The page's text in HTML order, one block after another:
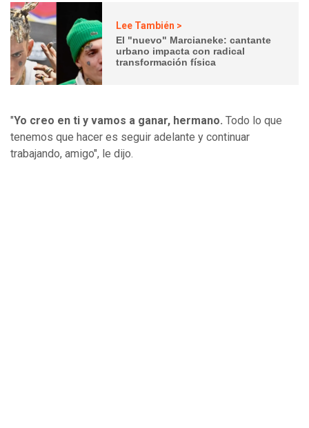
Lee También >
El "nuevo" Marcianeke: cantante
urbano impacta con radical
transformación física
"Yo creo en ti y vamos a ganar, hermano. Todo lo que
tenemos que hacer es seguir adelante y continuar
trabajando, amigo", le dijo.